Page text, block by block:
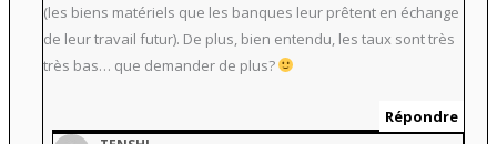
(les biens matériels que les banques leur prêtent en échange
de leur travail futur). De plus, bien entendu, les taux sont très
très bas… que demander de plus?
Répondre